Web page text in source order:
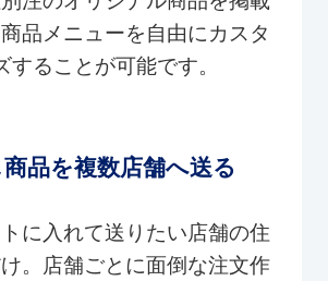
品メニューを自由にカスタ
することが可能です。
商品を複数店舗へ送る
に入れて送りたい店舗の住
。店舗ごとに面倒な注文作